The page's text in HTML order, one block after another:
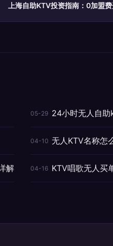
上海自助KTV投资指南：0加盟
05-29 24小时无人自
04-10 无人KTV名称怎
解 04-16 KTV唱歌无人买